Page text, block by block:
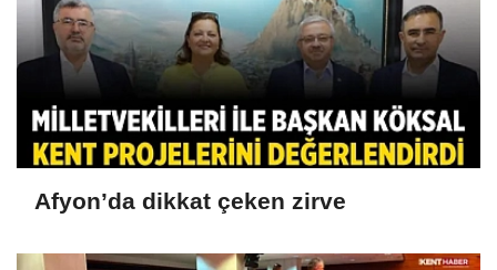
Afyon’da dikkat çeken zirve